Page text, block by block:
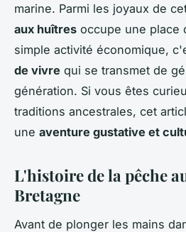
marine. Parmi les joyaux de
aux huîtres occupe une place
simple activité économique,
de vivre qui se transmet de
génération. Si vous êtes
traditions ancestrales, cet
une aventure gustative et
L'histoire de la pêche
Bretagne
Avant de plonger les mains